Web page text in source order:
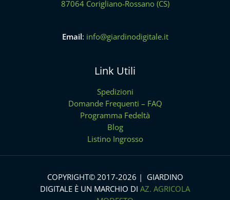
87064 Corigliano-Rossano (CS)
Email: info@giardinodigitale.it
Link Utili
Spedizioni
Domande Frequenti – FAQ
Programma Fedeltà
Blog
Listino Ingrosso
COPYRIGHT© 2017-2026 | GIARDINO
DIGITALE È UN MARCHIO DI AZ. AGRICOLA